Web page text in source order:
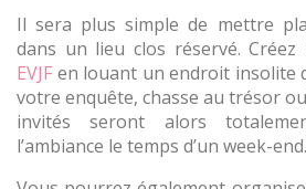
Il sera plus simple de mettre
dans un lieu clos réservé.
EVJF en louant un endroit insolite
votre enquête, chasse au trésor
invités seront alors
l’ambiance le temps d’un week-end.